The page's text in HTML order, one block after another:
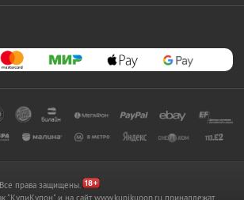
права защищены.
"КупиКупон" и на сайт www.kupikupon.ru принадлежат